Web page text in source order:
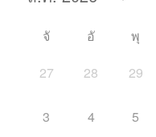
จั อั พุ
27
28 29
3 4 5